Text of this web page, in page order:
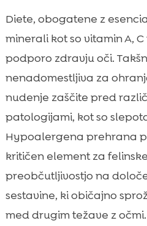
Diete, obogatene z
minerali kot so vitamin A,
podporo zdravju oči.
nenadomestljiva za
nudenje zaščite pred
patologijami, kot so
Hypoalergena prehrana
kritičen element za
preobčutljivostjo na
sestavine, ki običajno
med drugim težave z očmi.